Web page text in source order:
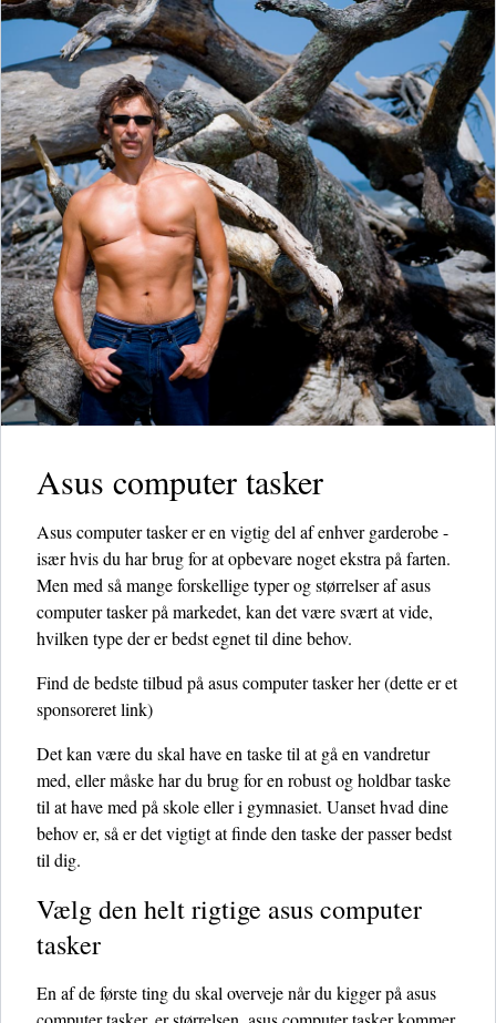
Asus computer tasker
Asus computer tasker er en vigtig del af enhver garderobe -
især hvis du har brug for at opbevare noget ekstra på farten.
Men med så mange forskellige typer og størrelser af asus
computer tasker på markedet, kan det være svært at vide,
hvilken type der er bedst egnet til dine behov.
Find de bedste tilbud på asus computer tasker her(dette er et
sponsoreret link)
Det kan være du skal have en taske til at gå en vandretur
med, eller måske har du brug for en robust og holdbar taske
til at have med på skole eller i gymnasiet. Uanset hvad dine
behov er, så er det vigtigt at finde den taske der passer bedst
til dig.
Vælg den helt rigtige asus computer
tasker
En af de første ting du skal overveje når du kigger på asus